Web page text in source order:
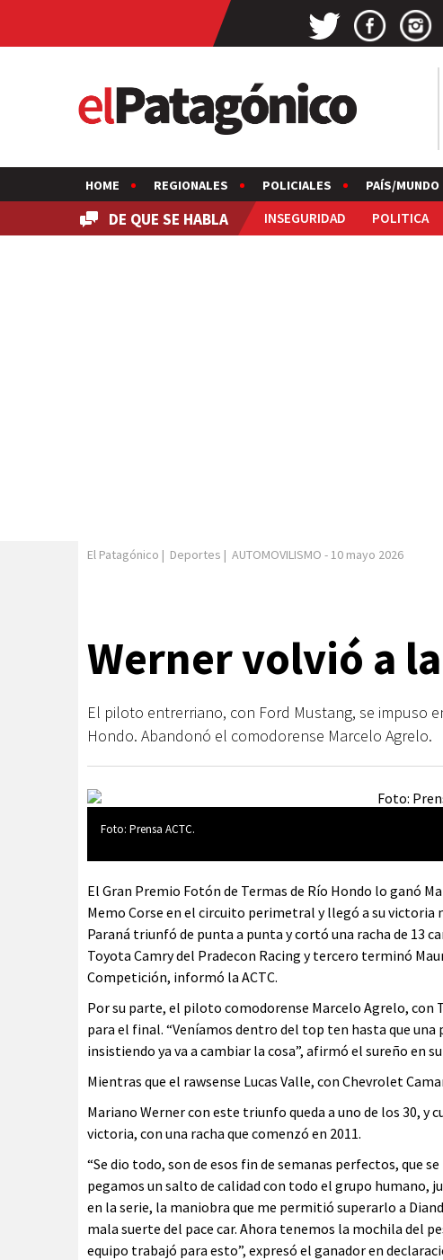
HOME REGIONALES POLICIALES PAÍS/MUNDO
DE QUE SE HABLA INSEGURIDAD POLITICA
El Patagónico | Deportes | AUTOMOVILISMO - 10 mayo 2026
Werner volvió a
El piloto entrerriano, con Ford Mustang, se impuso
Hondo. Abandonó el comodorense Marcelo Agrelo.
Foto: Prensa ACTC.
El Gran Premio Fotón de Termas de Río Hondo lo ganó
Memo Corse en el circuito perimetral y llegó a su victoria
Paraná triunfó de punta a punta y cortó una racha de 13
Toyota Camry del Pradecon Racing y tercero terminó
Competición, informó la ACTC.
Por su parte, el piloto comodorense Marcelo Agrelo, con
para el final. “Veníamos dentro del top ten hasta que
insistiendo ya va a cambiar la cosa”, afirmó el sureño en
Mientras que el rawsense Lucas Valle, con Chevrolet
Mariano Werner con este triunfo queda a uno de los 30, y
victoria, con una racha que comenzó en 2011.
“Se dio todo, son de esos fin de semanas perfectos, que
pegamos un salto de calidad con todo el grupo humano,
en la serie, la maniobra que me permitió superarlo a
mala suerte del pace car. Ahora tenemos la mochila del
equipo trabajó para esto”, expresó el ganador en